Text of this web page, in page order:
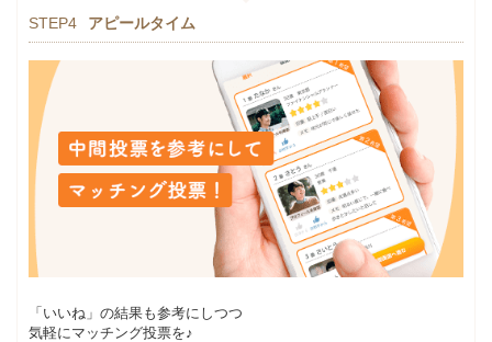
STEP4 アピールタイム
「いいね」の結果も参考にしつつ
気軽にマッチング投票を♪